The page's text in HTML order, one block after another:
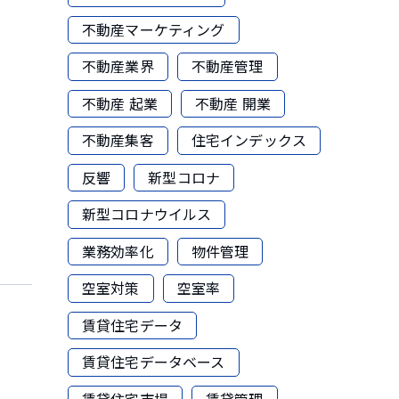
不動産マーケティング
不動産業界
不動産管理
不動産 起業
不動産 開業
不動産集客
住宅インデックス
反響
新型コロナ
新型コロナウイルス
業務効率化
物件管理
空室対策
空室率
賃貸住宅データ
賃貸住宅データベース